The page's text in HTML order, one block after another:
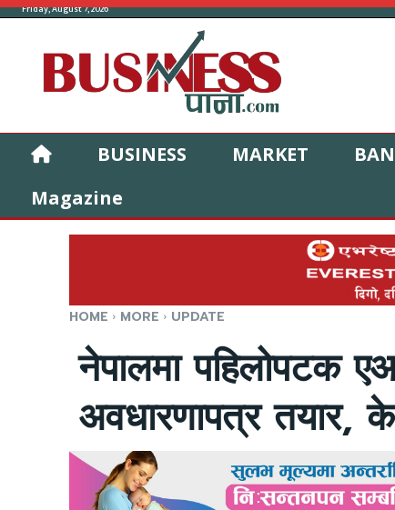
Friday, August 7, 2026
BUSINESS MARKET
Magazine
HOME MORE UPDATE
नेपालमा पहिलोपटक
अवधारणापत्र तयार,